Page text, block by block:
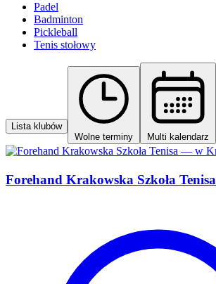
Padel
Badminton
Pickleball
Tenis stołowy
Lista klubów
Wolne terminy
Multi kalendarz
Forehand Krakowska Szkoła Tenisa